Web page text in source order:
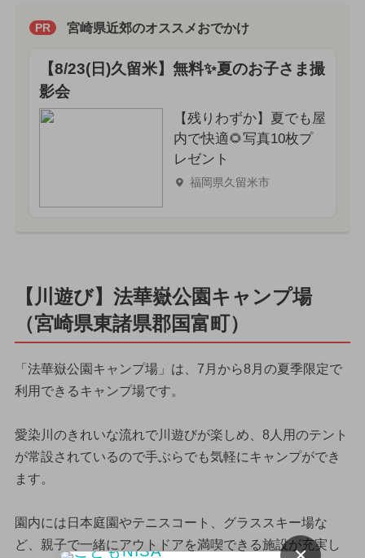
PR 宮崎県近郊のオススメおでかけ
【8/23(日)久留米】無料✨夏のお子さま撮
影会
【残りわずか】夏でも屋
内で快適🌻写真10枚プ
レゼント
福岡県久留米市
【川遊び】法華嶽公園キャンプ場
（宮崎県東諸県郡国富町）
「法華嶽公園キャンプ場」は、7月から8月の夏季限定で
利用できるキャンプ場です。
愛染川のきれいな流れで川遊びが楽しめ、8人用のテント
が常設されているので手ぶらでも気軽にキャンプができ
ます。
園内には日本庭園やテニスコート、グラススキー場な
ど、親子で一緒にアウトドアを満喫できる施設が充実し